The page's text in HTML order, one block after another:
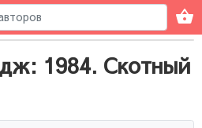
1984. Скотный